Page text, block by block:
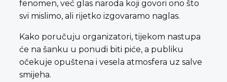
fenomen, već glas naroda koji govori ono što
svi mislimo, ali rijetko izgovaramo naglas.
Kako poručuju organizatori, tijekom nastupa
će na šanku u ponudi biti piće, a publiku
očekuje opuštena i vesela atmosfera uz salve
smijeha.